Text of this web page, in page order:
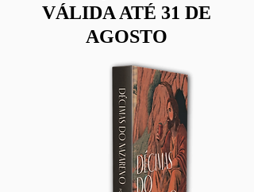
VÁLIDA ATÉ 31 DE
AGOSTO